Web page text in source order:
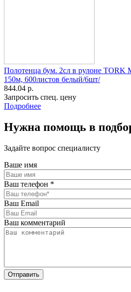
Полотенца бум. 2сл в рулоне
150м, 600листов белый/6шт/
844.04 р.
Запросить спец. цену
Подробнее
Нужна помощь в
Задайте вопрос специалисту
Ваше имя
Ваш телефон *
Ваш Email
Ваш комментарий